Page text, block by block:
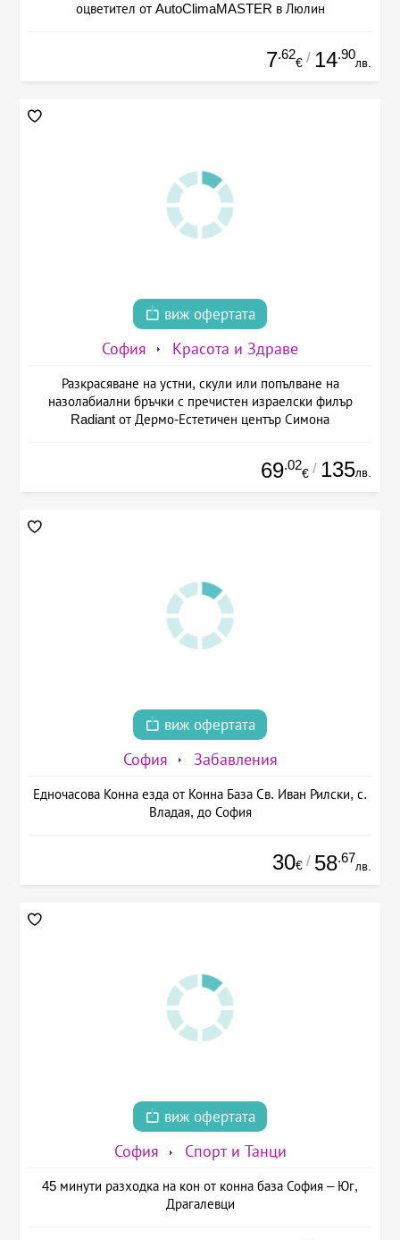
оцветител от AutoClimaMASTER в Люлин
7.62
€ / 14.90
лв.
виж офертата
София Красота и Здраве
Разкрасяване на устни, скули или попълване на
назолабиални бръчки с пречистен израелски филър
Radiant от Дермо-Естетичен център Симона
69.02
€ / 135лв.
виж офертата
София Забавления
Едночасова Конна езда от Конна База Св. Иван Рилски, с.
Владая, до София
30€ / 58.67
лв.
виж офертата
София Спорт и Танци
45 минути разходка на кон от конна база София – Юг,
Драгалевци